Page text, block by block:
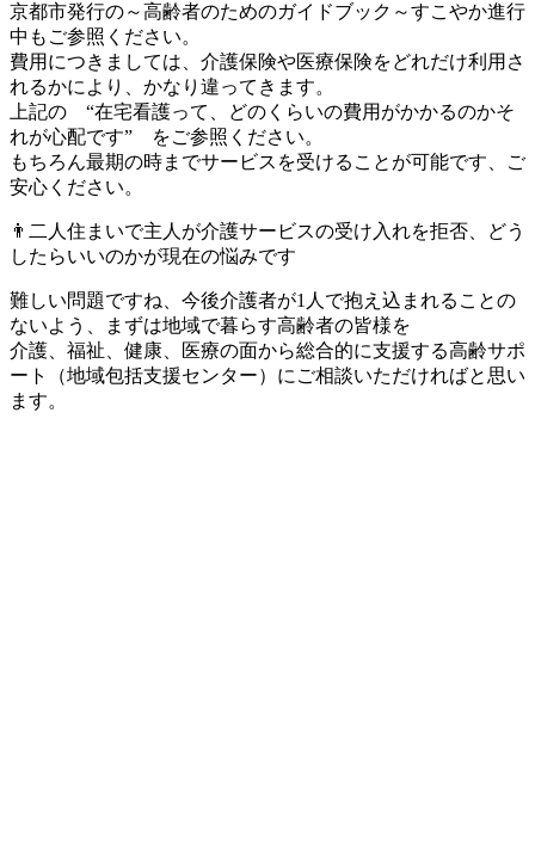
京都市発行の～高齢者のためのガイドブック～すこやか進行
中もご参照ください。
費用につきましては、介護保険や医療保険をどれだけ利用さ
れるかにより、かなり違ってきます。
上記の “在宅看護って、どのくらいの費用がかかるのかそ
れが心配です” をご参照ください。
もちろん最期の時までサービスを受けることが可能です、ご
安心ください。
👨二人住まいで主人が介護サービスの受け入れを拒否、どう
したらいいのかが現在の悩みです
難しい問題ですね、今後介護者が1人で抱え込まれることの
ないよう、まずは地域で暮らす高齢者の皆様を
介護、福祉、健康、医療の面から総合的に支援する高齢サポ
ート（地域包括支援センター）にご相談いただければと思い
ます。